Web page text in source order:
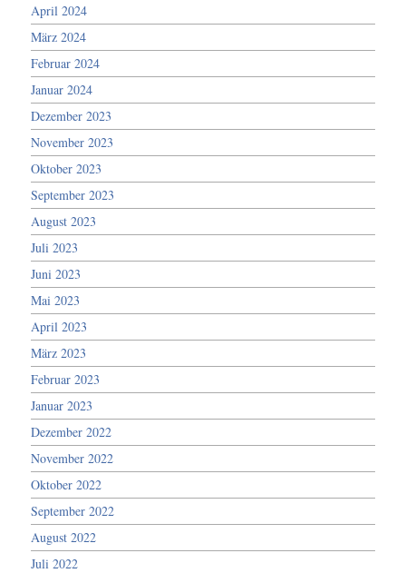
April 2024
März 2024
Februar 2024
Januar 2024
Dezember 2023
November 2023
Oktober 2023
September 2023
August 2023
Juli 2023
Juni 2023
Mai 2023
April 2023
März 2023
Februar 2023
Januar 2023
Dezember 2022
November 2022
Oktober 2022
September 2022
August 2022
Juli 2022